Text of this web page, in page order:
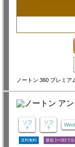
ノートン 360 プレミア
ソフ
ト
ソフ
ト
送料無料 最短 1〜3日で